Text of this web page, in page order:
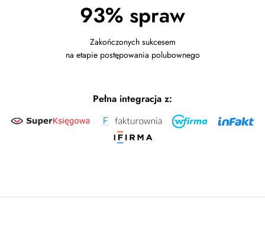
93% spraw
Zakończonych sukcesem
na etapie postępowania polubownego
Pełna integracja z: